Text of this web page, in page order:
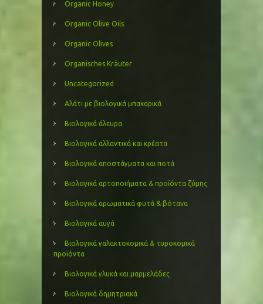
Organic Honey
Organic Olive Oils
Organic Olives
Organisches Kräuter
Uncategorized
Αλάτι με βιολογικά μπαχαρικά
Βιολογικά άλευρα
Βιολογικά αλλαντικά και κρέατα
Βιολογικά αποστάγματα και ποτά
Βιολογικά αρτοποιήματα & προϊόντα ζύμης
Βιολογικά αρωματικά φυτά & βότανα
Βιολογικά αυγά
Βιολογικά γαλακτοκομικά & τυροκομικά
προϊόντα
Βιολογικά γλυκά και μαρμελάδες
Βιολογικά δημητριακά